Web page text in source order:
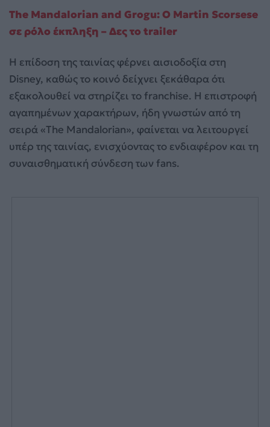
The Mandalorian and Grogu: Ο Martin Scorsese
σε ρόλο έκπληξη – Δες το trailer
Η επίδοση της ταινίας φέρνει αισιοδοξία στη
Disney, καθώς το κοινό δείχνει ξεκάθαρα ότι
εξακολουθεί να στηρίζει το franchise. Η επιστροφή
αγαπημένων χαρακτήρων, ήδη γνωστών από τη
σειρά «The Mandalorian», φαίνεται να λειτουργεί
υπέρ της ταινίας, ενισχύοντας το ενδιαφέρον και τη
συναισθηματική σύνδεση των fans.